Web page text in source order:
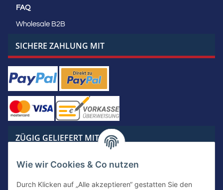
Wie wir Cookies & Co nutzen
Durch Klicken auf „Alle akzeptieren“ gestatten Sie den
FAQ
Wholesale B2B
SICHERE ZAHLUNG MIT
ZÜGIG GELIEFERT MIT